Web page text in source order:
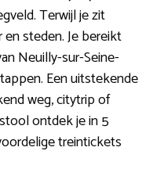
Terwijl je zit
steden. Je bereikt
Neuilly-sur-Seine-
Een uitstekende
weg, citytrip of
ontdek je in 5
treintickets